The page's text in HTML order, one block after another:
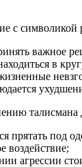
с символикой
важное
в
прятать под
воздействие;
агрессии